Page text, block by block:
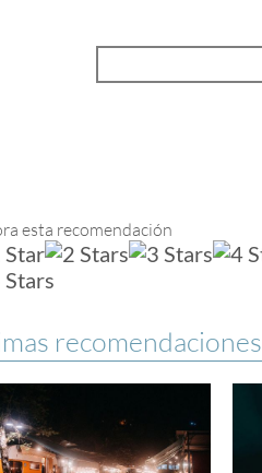
esta recomendación
recomendaciones